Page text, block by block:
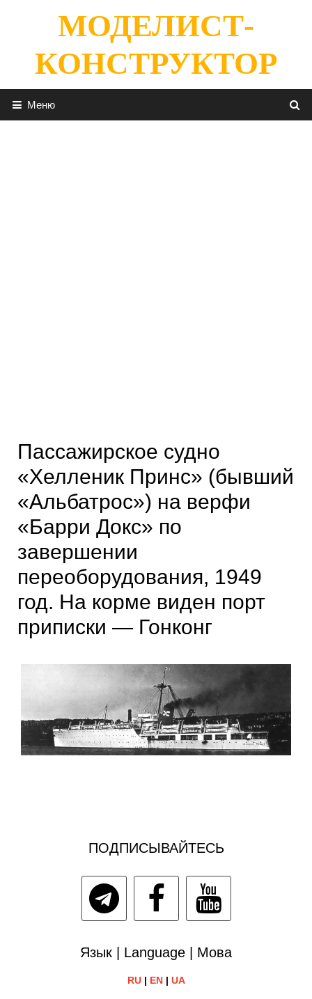
содержимомуМОДЕЛИСТ-
КОНСТРУКТОР
Меню
Пассажирское судно
«Хелленик Принс» (бывший
«Альбатрос») на верфи
«Барри Докс» по
завершении
переоборудования, 1949
год. На корме виден порт
приписки — Гонконг
ПОДПИСЫВАЙТЕСЬ
Язык | Language | Мова
RU| EN| UA